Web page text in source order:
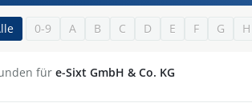
0-9 A B C D E F G H
für e-Sixt GmbH & Co. KG